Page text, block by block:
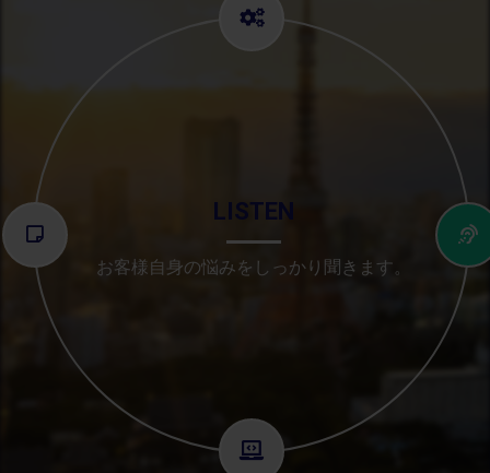
LISTEN
お客様自身の悩みをしっかり聞きます。